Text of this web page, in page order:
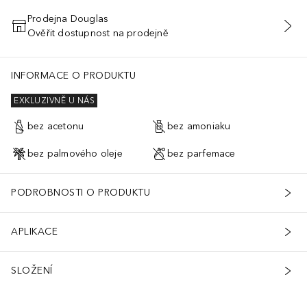
PŘIDAT DO KOŠÍKU
Prodejna Douglas
Ověřit dostupnost na prodejně
INFORMACE O PRODUKTU
EXKLUZIVNĚ U NÁS
bez acetonu bez amoniaku
bez palmového oleje bez parfemace
PODROBNOSTI O PRODUKTU
APLIKACE
SLOŽENÍ